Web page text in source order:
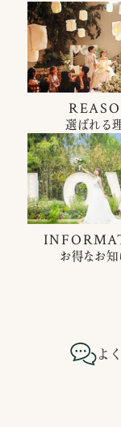
選ばれる
お得なお知
よ